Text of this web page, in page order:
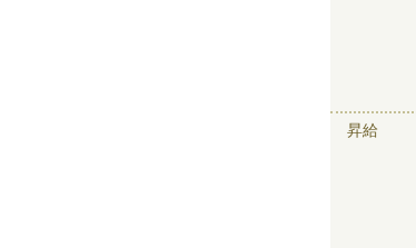
昇給